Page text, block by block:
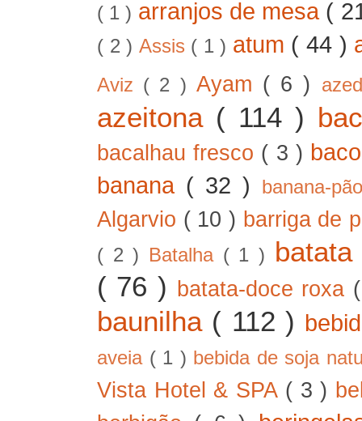
( 1 ) arranjos de mesa (
( 2 ) Assis ( 1 ) atum ( 44 )
Aviz ( 2 ) Ayam ( 6 )
azeitona ( 114 )
bacalhau fresco ( 3 )
banana ( 32 ) banana-
Algarvio ( 10 ) barriga de
( 2 ) Batalha ( 1 )
( 76 ) batata-doce roxa
baunilha ( 112 )
aveia ( 1 ) bebida de soja
Vista Hotel & SPA ( 3 )